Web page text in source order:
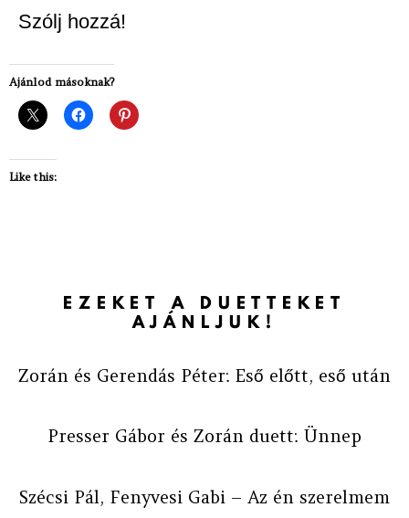
Szólj hozzá!
Ajánlod másoknak?
Like this:
EZEKET A DUETTEKET
AJÁNLJUK!
Zorán és Gerendás Péter: Eső előtt, eső után
Presser Gábor és Zorán duett: Ünnep
Szécsi Pál, Fenyvesi Gabi – Az én szerelmem